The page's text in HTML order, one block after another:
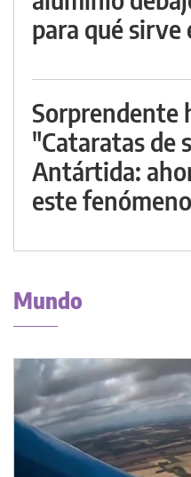
para qué sirve
Sorprendente
"Cataratas de
Antártida:
este
Mundo